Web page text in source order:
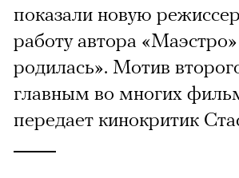
показали новую
работу автора
родилась». Мотив
главным во многих
передает кинокритик